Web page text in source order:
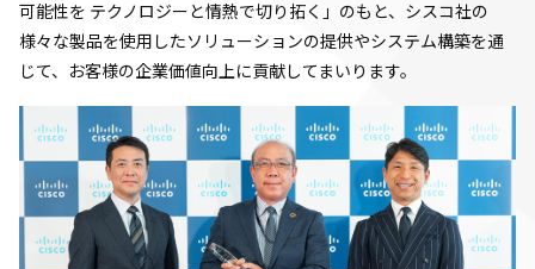
可能性を テクノロジーと情熱で切り拓く」のもと、シスコ社の
様々な製品を使用したソリューションの提供やシステム構築を通
じて、お客様の企業価値向上に貢献してまいります。